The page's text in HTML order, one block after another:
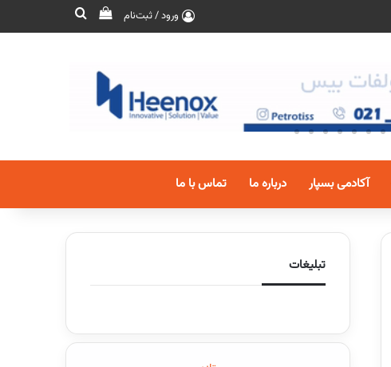
ورود / ثبت‌نام
آکادمی بسپار درباره ما تماس با ما
تبلیغات